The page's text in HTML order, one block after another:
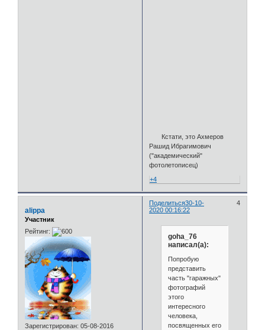
Кстати, это Ахмеров
Рашид Ибрагимович
("академический"
фотолетописец)
+4
Поделиться 4
30-10-
2020 00:16:22
alippa
Участник
Рейтинг:
Зарегистрирован: 05-08-2016
goha_76
написал(а):
Попробую
представить
часть "гаражных"
фотографий
этого
интересного
человека,
посвященных его